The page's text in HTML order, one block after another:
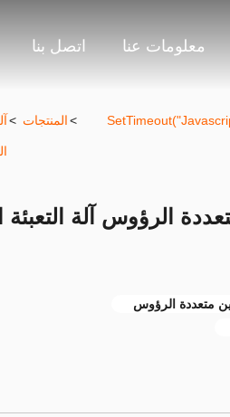
معلومات عنا اتصل بنا
302
> المنتجات >
الرؤوس آلة التعبئة
متعددة الرؤوس